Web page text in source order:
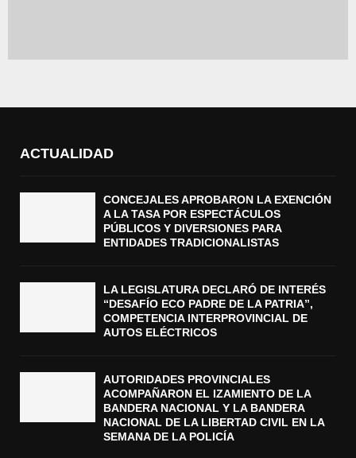
ACTUALIDAD
CONCEJALES APROBARON LA EXENCIÓN
A LA TASA POR ESPECTÁCULOS
PÚBLICOS Y DIVERSIONES PARA
ENTIDADES TRADICIONALISTAS
LA LEGISLATURA DECLARÓ DE INTERÉS
“DESAFÍO ECO PADRE DE LA PATRIA”,
COMPETENCIA INTERPROVINCIAL DE
AUTOS ELÉCTRICOS
AUTORIDADES PROVINCIALES
ACOMPAÑARON EL IZAMIENTO DE LA
BANDERA NACIONAL Y LA BANDERA
NACIONAL DE LA LIBERTAD CIVIL EN LA
SEMANA DE LA POLICÍA